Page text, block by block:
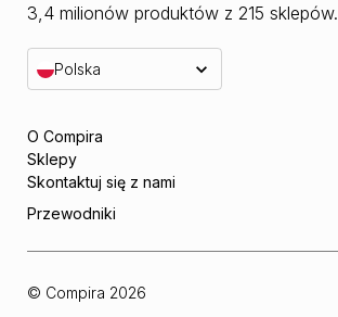
3,4 milionów produktów z 215 sklepów.
Polska
O Compira
Sklepy
Skontaktuj się z nami
Przewodniki
© Compira 2026